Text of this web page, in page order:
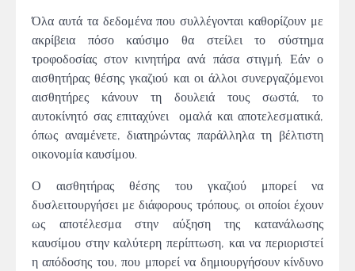
Όλα αυτά τα δεδομένα που συλλέγονται καθορίζουν με
ακρίβεια πόσο καύσιμο θα στείλει το σύστημα
τροφοδοσίας στον κινητήρα ανά πάσα στιγμή. Εάν ο
αισθητήρας θέσης γκαζιού και οι άλλοι συνεργαζόμενοι
αισθητήρες κάνουν τη δουλειά τους σωστά, το
αυτοκίνητό σας επιταχύνει ομαλά και αποτελεσματικά,
όπως αναμένετε, διατηρώντας παράλληλα τη βέλτιστη
οικονομία καυσίμου.
Ο αισθητήρας θέσης του γκαζιού μπορεί να
δυσλειτουργήσει με διάφορους τρόπους, οι οποίοι έχουν
ως αποτέλεσμα στην αύξηση της κατανάλωσης
καυσίμου στην καλύτερη περίπτωση, και να περιοριστεί
η απόδοσης του, που μπορεί να δημιουργήσουν κίνδυνο